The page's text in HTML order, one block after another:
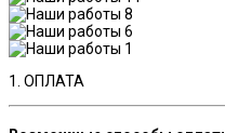
1. ОПЛАТА